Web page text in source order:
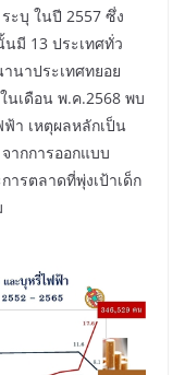
ะบุ ในปี 2557 ซึ่ง
มี 13 ประเทศทั่ว
นาประเทศทยอย
เดือน พ.ค.2568 พบ
า เหตุผลหลักเป็น
ากการออกแบบ
รตลาดที่พุ่งเป้าเด็ก